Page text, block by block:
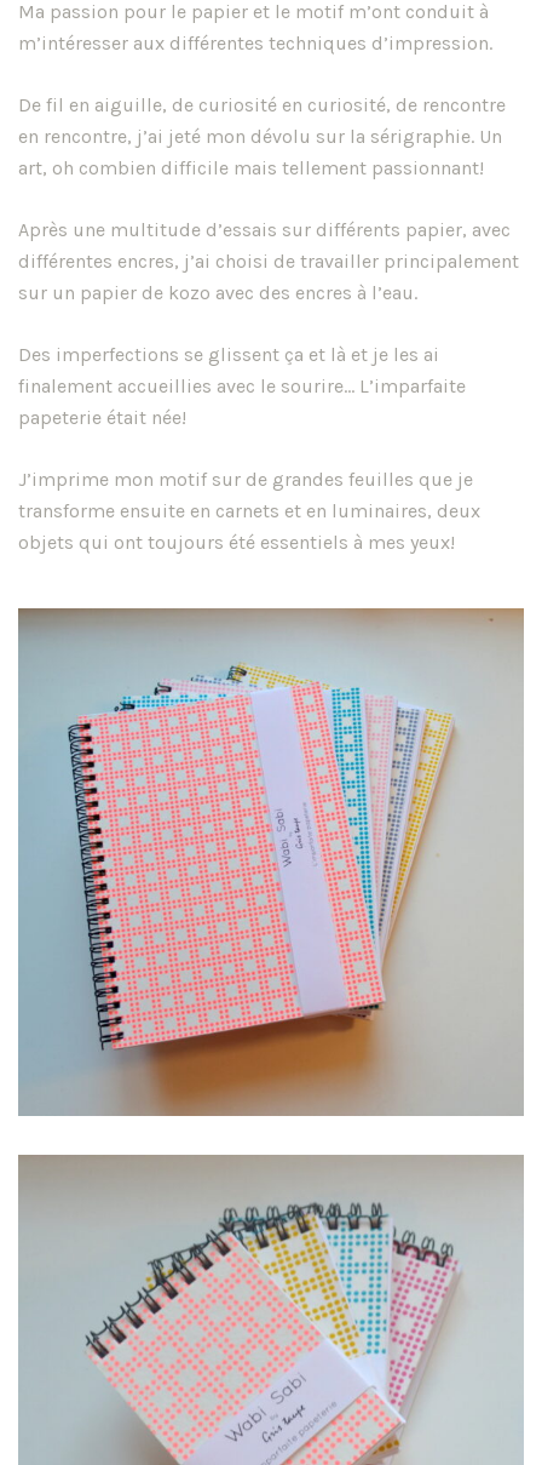
Ma passion pour le papier et le motif m’ont conduit à
m’intéresser aux différentes techniques d’impression.
De fil en aiguille, de curiosité en curiosité, de rencontre
en rencontre, j’ai jeté mon dévolu sur la sérigraphie. Un
art, oh combien difficile mais tellement passionnant!
Après une multitude d’essais sur différents papier, avec
différentes encres, j’ai choisi de travailler principalement
sur un papier de kozo avec des encres à l’eau.
Des imperfections se glissent ça et là et je les ai
finalement accueillies avec le sourire… L’imparfaite
papeterie était née!
J’imprime mon motif sur de grandes feuilles que je
transforme ensuite en carnets et en luminaires, deux
objets qui ont toujours été essentiels à mes yeux!